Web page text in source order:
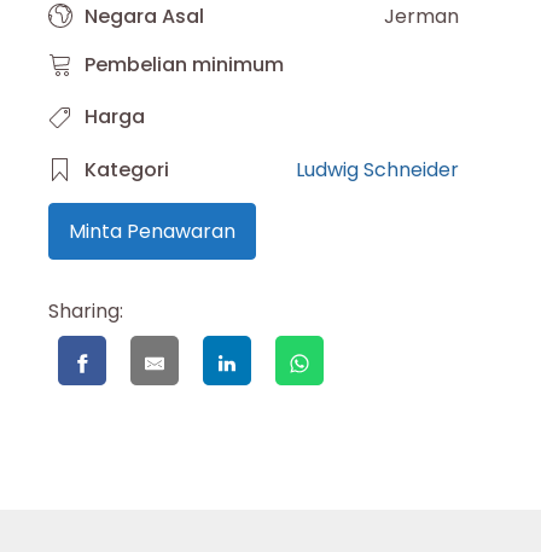
Negara Asal
Jerman
Pembelian minimum
Harga
Kategori
Ludwig Schneider
Minta Penawaran
Sharing: